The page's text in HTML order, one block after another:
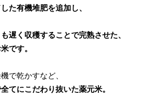
た有機堆肥を追加し、
遅く収穫することで完熟させた、
です。
で乾かすなど、
てにこだわり抜いた薬元米。